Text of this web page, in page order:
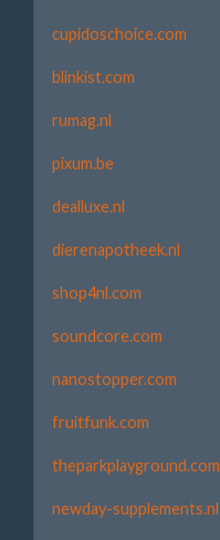
cupidoschoice.com
blinkist.com
rumag.nl
pixum.be
dealluxe.nl
dierenapotheek.nl
shop4nl.com
soundcore.com
nanostopper.com
fruitfunk.com
theparkplayground.com
newday-supplements.nl